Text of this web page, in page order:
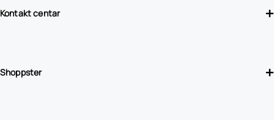
Kontakt centar
Shoppster